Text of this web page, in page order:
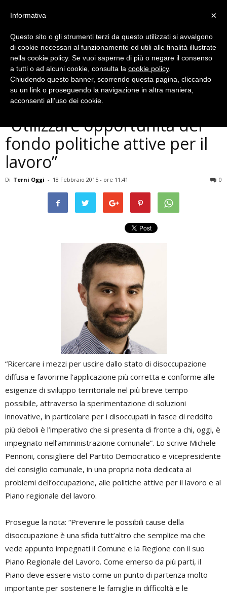
Politica
Terni, Pennoni (Pd):
”Utilizzare opportunità del
fondo politiche attive per il
lavoro”
Di Terni Oggi - 18 Febbraio 2015 - ore 11:41 0
“Ricercare i mezzi per uscire dallo stato di disoccupazione
diffusa e favorirne l’applicazione più corretta e conforme alle
esigenze di sviluppo territoriale nel più breve tempo
possibile, attraverso la sperimentazione di soluzioni
innovative, in particolare per i disoccupati in fasce di reddito
più deboli è l’imperativo che si presenta di fronte a chi, oggi, è
impegnato nell’amministrazione comunale”. Lo scrive Michele
Pennoni, consigliere del Partito Democratico e vicepresidente
del consiglio comunale, in una propria nota dedicata ai
problemi dell’occupazione, alle politiche attive per il lavoro e al
Piano regionale del lavoro.
Prosegue la nota: “Prevenire le possibili cause della
disoccupazione è una sfida tutt’altro che semplice ma che
vede appunto impegnati il Comune e la Regione con il suo
Piano Regionale del Lavoro. Come emerso da più parti, il
Piano deve essere visto come un punto di partenza molto
importante per sostenere le famiglie in difficoltà e le
×
Informativa
Questo sito o gli strumenti terzi da questo utilizzati si avvalgono
di cookie necessari al funzionamento ed utili alle finalità illustrate
nella cookie policy. Se vuoi saperne di più o negare il consenso
a tutti o ad alcuni cookie, consulta la cookie policy.
Chiudendo questo banner, scorrendo questa pagina, cliccando
su un link o proseguendo la navigazione in altra maniera,
acconsenti all’uso dei cookie.